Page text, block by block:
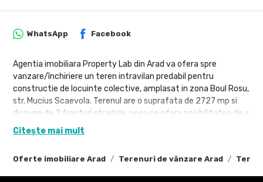
Oferte imobiliare Arad Terenuri de vânzare Arad
WhatsApp Facebook
Agentia imobiliara Property Lab din Arad va ofera spre
vanzare/închiriere un teren intravilan predabil pentru
constructie de locuinte colective, amplasat in zona Boul Rosu,
str. Mucius Scaevola. Terenul are o suprafata de 2727 mp si
dispune de 2 fronturi stradale, ceea ce ofera posibilitatea de a
construi mai multe imobile.
folosit pentru inceperea unui proiect de constructie imediat
Citește mai mult